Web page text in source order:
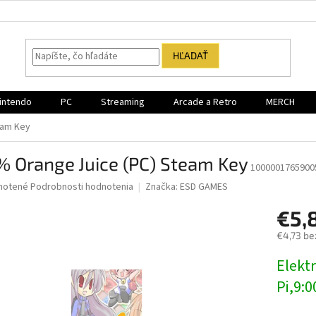
HĽADAŤ
PC Streaming Arcade a Retro MERCH
Key
Orange Juice (PC) Steam Key
Podrobnosti hodnotenia Značka: ESD GAMES
€4,73
cena: